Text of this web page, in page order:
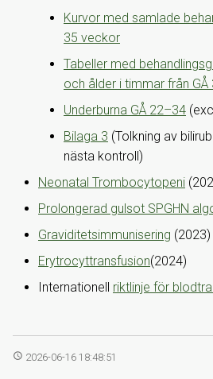
Kurvor med samlade
35 veckor
Tabeller med
och ålder i timmar från GÅ
Underburna GÅ 22–34
Bilaga 3 (Tolkning av
nästa kontroll)
Neonatal Trombocytopeni
Prolongerad gulsot SPGHN
Graviditetsimmunisering (2023)
Erytrocyttransfusion(2024)
Internationell riktlinje för
access_time 2026-06-16 18:48:51